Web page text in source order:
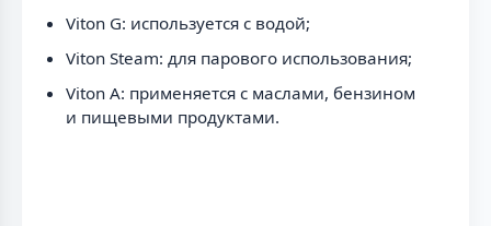
Viton G: используется с водой;
Viton Steam: для парового использования;
Viton A: применяется с маслами, бензином
и пищевыми продуктами.